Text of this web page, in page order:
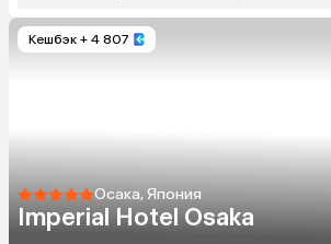
Кешбэк + 4 807
Осака, Япония
Imperial Hotel Osaka